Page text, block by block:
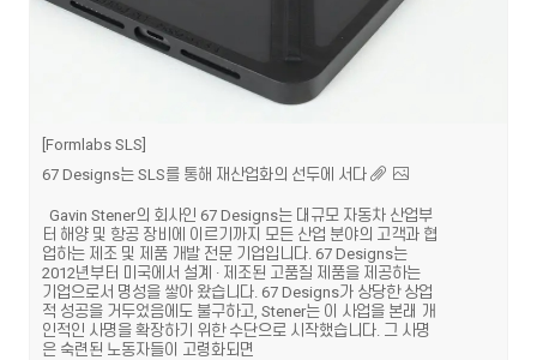
Formlabs SLS
67 Designs는 SLS를 통해 재산업화의 선두에 서다
Gavin Stener의 회사인 67 Designs는 대규모 자동차 산업부
터 해양 및 항공 장비에 이르기까지 모든 산업 분야의 고객과 협
업하는 제조 및 제품 개발 전문 기업입니다. 67 Designs는
2012년부터 미국에서 설계 · 제조된 고품질 제품을 제공하는
기업으로서 명성을 쌓아 왔습니다. 67 Designs가 상당한 상업
적 성공을 거두었음에도 불구하고, Stener는 이 사업을 본래 개
인적인 사명을 확장하기 위한 수단으로 시작했습니다. 그 사명
은 숙련된 노동자들이 고령화되면